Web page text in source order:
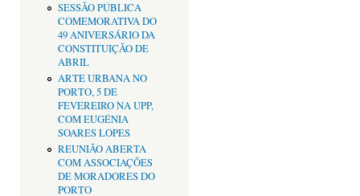
SESSÃO PÚBLICA
COMEMORATIVA DO
49 ANIVERSÁRIO DA
CONSTITUIÇÃO DE
ABRIL
ARTE URBANA NO
PORTO, 5 DE
FEVEREIRO NA UPP,
COM EUGÉNIA
SOARES LOPES
REUNIÃO ABERTA
COM ASSOCIAÇÕES
DE MORADORES DO
PORTO